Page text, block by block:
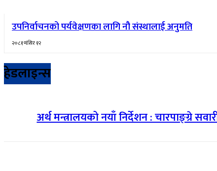
उपनिर्वाचनको पर्यवेक्षणका लागि नौ संस्थालाई अनुमति
२०८१ मंसिर १२
हेडलाइन्स
अर्थ मन्त्रालयको नयाँ निर्देशन : चारपाङ्ग्रे